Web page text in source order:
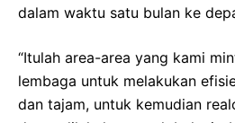
dalam waktu satu bulan ke
“Itulah area-area yang kami
lembaga untuk melakukan
dan tajam, untuk kemudian